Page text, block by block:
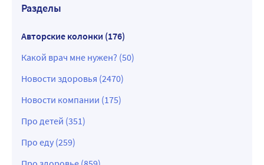
Разделы
Авторские колонки (176)
Какой врач мне нужен? (50)
Новости здоровья (2470)
Новости компании (175)
Про детей (351)
Про еду (259)